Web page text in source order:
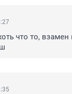
что то,